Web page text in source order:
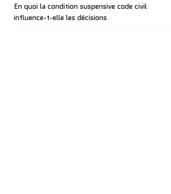
En quoi la condition suspensive code civil
influence-t-elle les décisions